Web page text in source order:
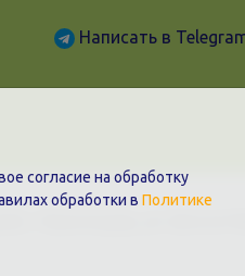
Написать в
г. Краснодар, ул. Шоссе
согласие на обработку
обработки в Политике